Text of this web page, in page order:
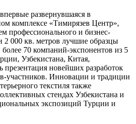
развернувшаяся в
комплексе «Тимирязев Центр»,
профессионального и бизнес-
2 000 кв. метров лучшие образцы
70 компаний-экспонентов из 5
Узбекистана, Китая,
презентация новейших разработок
участников. Инновации и традиции
текстиля также
стендах Узбекистана и
экспозиций Турции и